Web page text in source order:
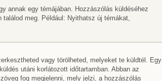
annak egy témájában. Hozzászólás küldéséhez
találod meg. Például: Nyithatsz új témákat,
vagy törölheted, melyeket te küldtél. Egy
utáni korlátozott időtartamban. Abban az
fog megjelenni, mely jelzi, a hozzászólás